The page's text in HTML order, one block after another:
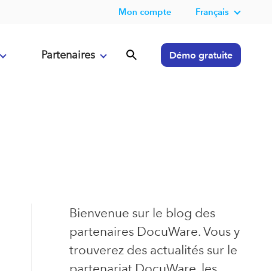
Mon compte Français
Partenaires Démo gratuite
Bienvenue sur le blog des
partenaires DocuWare. Vous y
trouverez des actualités sur le